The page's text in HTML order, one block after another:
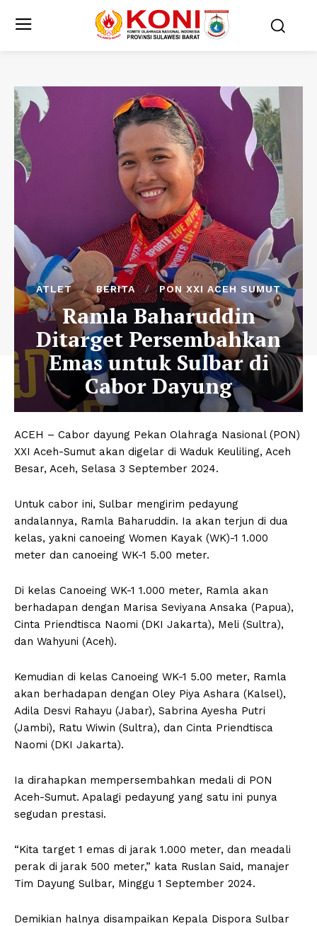
ATLET BERITA PON XXI ACEH SUMUT
Ramla Baharuddin
Ditarget Persembahkan
Emas untuk Sulbar di
Cabor Dayung
ACEH – Cabor dayung Pekan Olahraga Nasional (PON)
XXI Aceh-Sumut akan digelar di Waduk Keuliling, Aceh
Besar, Aceh, Selasa 3 September 2024.
Untuk cabor ini, Sulbar mengirim pedayung
andalannya, Ramla Baharuddin. Ia akan terjun di dua
kelas, yakni canoeing Women Kayak (WK)-1 1.000
meter dan canoeing WK-1 5.00 meter.
Di kelas Canoeing WK-1 1.000 meter, Ramla akan
berhadapan dengan Marisa Seviyana Ansaka (Papua),
Cinta Priendtisca Naomi (DKI Jakarta), Meli (Sultra),
dan Wahyuni (Aceh).
Kemudian di kelas Canoeing WK-1 5.00 meter, Ramla
akan berhadapan dengan Oley Piya Ashara (Kalsel),
Adila Desvi Rahayu (Jabar), Sabrina Ayesha Putri
(Jambi), Ratu Wiwin (Sultra), dan Cinta Priendtisca
Naomi (DKI Jakarta).
Ia dirahapkan mempersembahkan medali di PON
Aceh-Sumut. Apalagi pedayung yang satu ini punya
segudan prestasi.
“Kita target 1 emas di jarak 1.000 meter, dan meadali
perak di jarak 500 meter,” kata Ruslan Said, manajer
Tim Dayung Sulbar, Minggu 1 September 2024.
Demikian halnya disampaikan Kepala Dispora Sulbar